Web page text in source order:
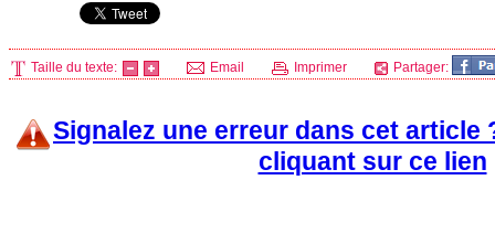
Taille du texte: Email Imprimer Partager:
Signalez une erreur dans cet article
cliquant sur ce lien